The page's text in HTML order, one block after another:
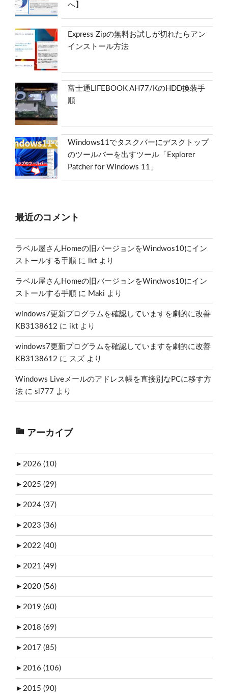
へ】
Express Zipの無料お試しが切れたらアン
インストール方法
富士通LIFEBOOK AH77/KのHDD換装手
順
Windows11でタスクバーにデスクトップ
のツールバーを出すツール「Explorer
Patcher for Windows 11」
最近のコメント
ラベル屋さんHomeの旧バージョンをWindwos10にイン
ストールする手順 に ikt より
ラベル屋さんHomeの旧バージョンをWindwos10にイン
ストールする手順 に Maki より
windows7更新プログラムを確認していますを劇的に改善
KB3138612 に ikt より
windows7更新プログラムを確認していますを劇的に改善
KB3138612 に スズ より
Windows Liveメールのアドレス帳を直接別なPCに移す方
法 に sl777 より
アーカイブ
► 2026 (10)
► 2025 (29)
► 2024 (37)
► 2023 (36)
► 2022 (40)
► 2021 (49)
► 2020 (56)
► 2019 (60)
► 2018 (69)
► 2017 (85)
► 2016 (106)
► 2015 (90)